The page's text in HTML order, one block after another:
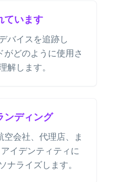
ています
バイスを追跡し
がどのように使用さ
解します。
ンディング
空会社、代理店、ま
イデンティティに
ナライズします。